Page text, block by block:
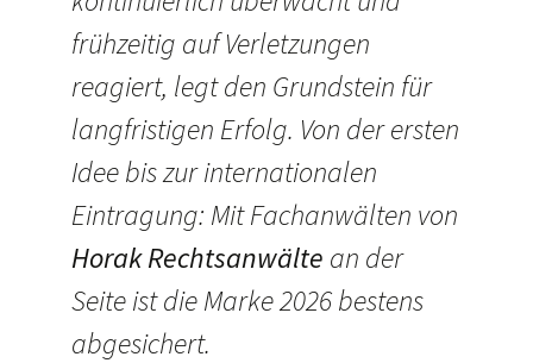
frühzeitig auf Verletzungen
reagiert, legt den Grundstein für
langfristigen Erfolg. Von der ersten
Idee bis zur internationalen
Eintragung: Mit Fachanwälten von
Horak Rechtsanwälte an der
Seite ist die Marke 2026 bestens
abgesichert.